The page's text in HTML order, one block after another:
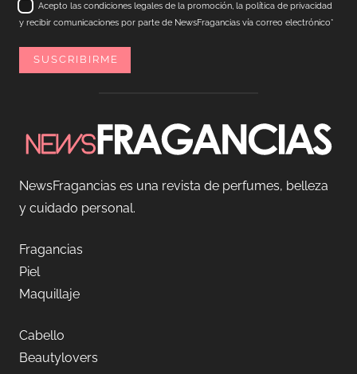
Acepto las condiciones legales de la promoción, la política de privacidad
y recibir comunicaciones por parte de NewsFragancias vía correo electrónico*
NewsFragancias es una revista de perfumes, belleza
y cuidado personal.
Fragancias
Piel
Maquillaje
Cabello
Beautylovers